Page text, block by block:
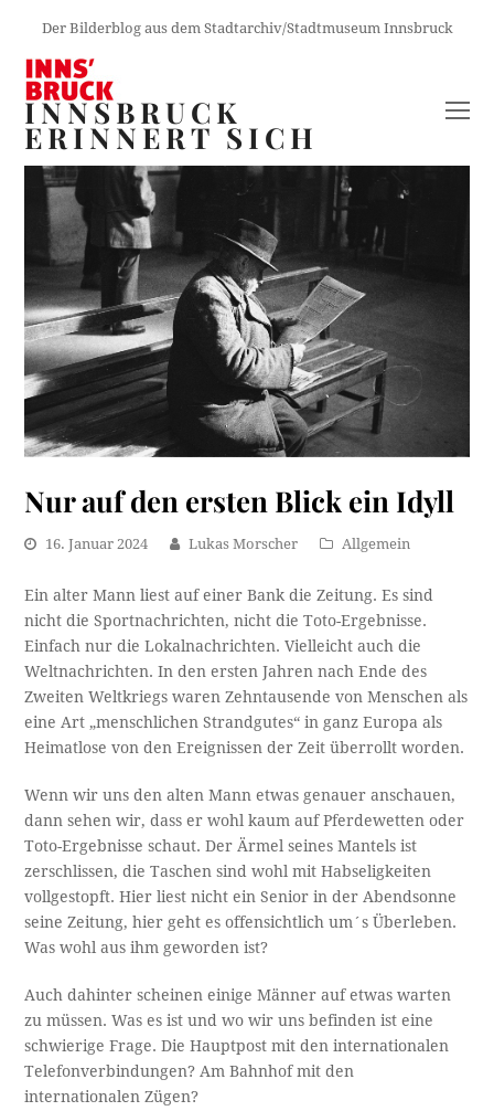
Der Bilderblog aus dem Stadtarchiv/Stadtmuseum Innsbruck
INNSBRUCK
ERINNERT SICH
Nur auf den ersten Blick ein Idyll
16. Januar 2024 Lukas Morscher Allgemein
Ein alter Mann liest auf einer Bank die Zeitung. Es sind
nicht die Sportnachrichten, nicht die Toto-Ergebnisse.
Einfach nur die Lokalnachrichten. Vielleicht auch die
Weltnachrichten. In den ersten Jahren nach Ende des
Zweiten Weltkriegs waren Zehntausende von Menschen als
eine Art „menschlichen Strandgutes“ in ganz Europa als
Heimatlose von den Ereignissen der Zeit überrollt worden.
Wenn wir uns den alten Mann etwas genauer anschauen,
dann sehen wir, dass er wohl kaum auf Pferdewetten oder
Toto-Ergebnisse schaut. Der Ärmel seines Mantels ist
zerschlissen, die Taschen sind wohl mit Habseligkeiten
vollgestopft. Hier liest nicht ein Senior in der Abendsonne
seine Zeitung, hier geht es offensichtlich um´s Überleben.
Was wohl aus ihm geworden ist?
Auch dahinter scheinen einige Männer auf etwas warten
zu müssen. Was es ist und wo wir uns befinden ist eine
schwierige Frage. Die Hauptpost mit den internationalen
Telefonverbindungen? Am Bahnhof mit den
internationalen Zügen?